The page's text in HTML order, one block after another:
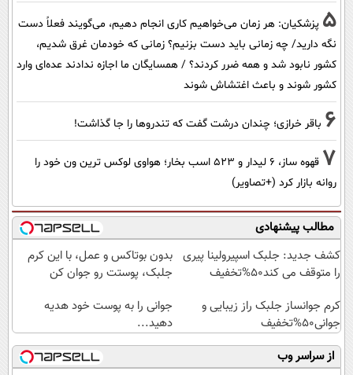
5 پزشکیان: هر زمان می‌خواهیم کاری انجام دهیم، می‌گویند فعلاً دست
نگه دارید/ چه زمانی باید دست بزنیم؟ زمانی که خودمان غرق شدیم،
کشور نابود شد و همه ضرر کردند؟ / همسایگان ما اجازه ندادند عده‌ای وارد
کشور شوند و باعث اغتشاش شوند
6 باقر خرازی؛ چندان درشت گفت که تندروها را جا گذاشت!
7
قهوه ساز، 6 لیدار و 523 اسب بخار؛ هواوی لوکس ترین ون خود را
روانه بازار کرد (+تصاویر)
مطالب پیشنهادی
کشف جدید: جلبک اسپیرولینا پیری
را متوقف می کند50%تخفیف
بدون بوتاکس و عمل، با این کرم
جلبک، پوستت رو جوان کن
کرم جوانساز جلبک راز زیبایی و
جوانی50%تخفیف
جوانی را به پوست خود هدیه
دهید...
از سراسر وب